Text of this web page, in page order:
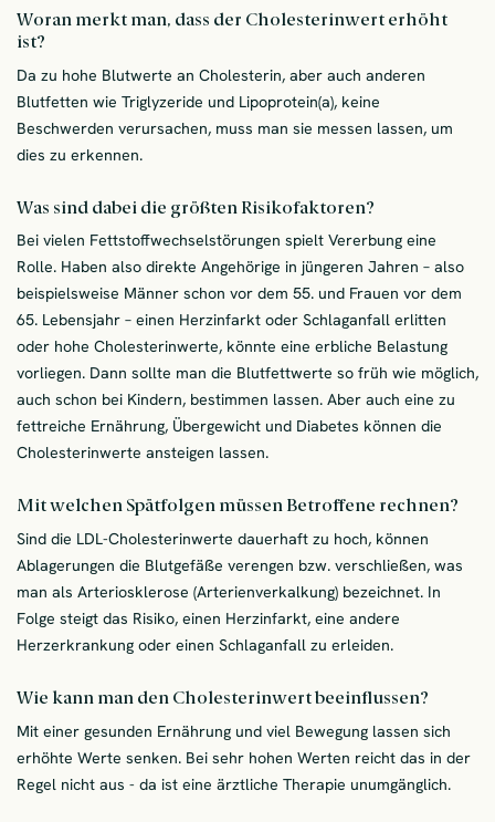
Woran merkt man, dass der Cholesterinwert erhöht
ist?
Da zu hohe Blutwerte an Cholesterin, aber auch anderen
Blutfetten wie Triglyzeride und Lipoprotein(a), keine
Beschwerden verursachen, muss man sie messen lassen, um
dies zu erkennen.
Was sind dabei die größten Risikofaktoren?
Bei vielen Fettstoffwechselstörungen spielt Vererbung eine
Rolle. Haben also direkte Angehörige in jüngeren Jahren – also
beispielsweise Männer schon vor dem 55. und Frauen vor dem
65. Lebensjahr – einen Herzinfarkt oder Schlaganfall erlitten
oder hohe Cholesterinwerte, könnte eine erbliche Belastung
vorliegen. Dann sollte man die Blutfettwerte so früh wie möglich,
auch schon bei Kindern, bestimmen lassen. Aber auch eine zu
fettreiche Ernährung, Übergewicht und Diabetes können die
Cholesterinwerte ansteigen lassen.
Mit welchen Spätfolgen müssen Betroffene rechnen?
Sind die LDL-Cholesterinwerte dauerhaft zu hoch, können
Ablagerungen die Blutgefäße verengen bzw. verschließen, was
man als Arteriosklerose (Arterienverkalkung) bezeichnet. In
Folge steigt das Risiko, einen Herzinfarkt, eine andere
Herzerkrankung oder einen Schlaganfall zu erleiden.
Wie kann man den Cholesterinwert beeinflussen?
Mit einer gesunden Ernährung und viel Bewegung lassen sich
erhöhte Werte senken. Bei sehr hohen Werten reicht das in der
Regel nicht aus - da ist eine ärztliche Therapie unumgänglich.